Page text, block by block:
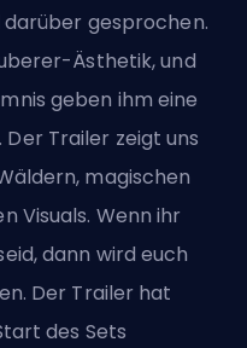
gesprochen.
Ästhetik, und
geben ihm eine
Trailer zeigt uns
magischen
Visuals. Wenn ihr
dann wird euch
Der Trailer hat
des Sets